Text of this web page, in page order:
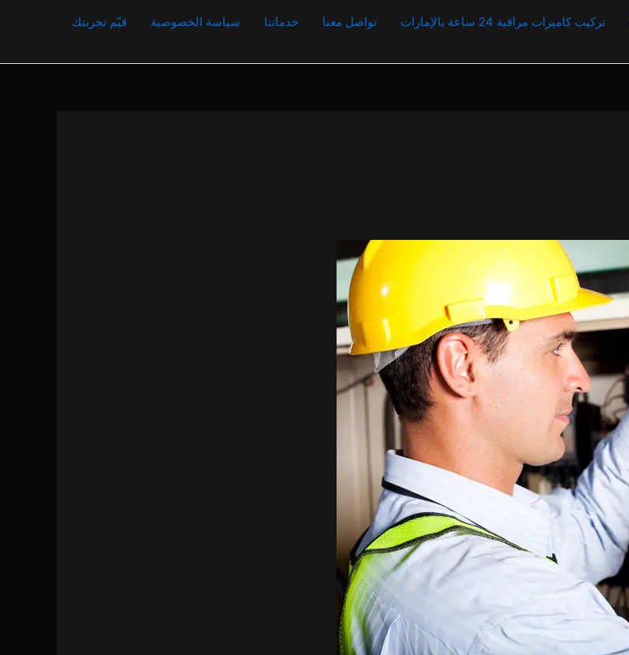
تركيب كاميرات مراقبة 24 ساعة بالإمارات تواصل معنا خدماتنا سياسة الخصوصية
قيّم تجربتك